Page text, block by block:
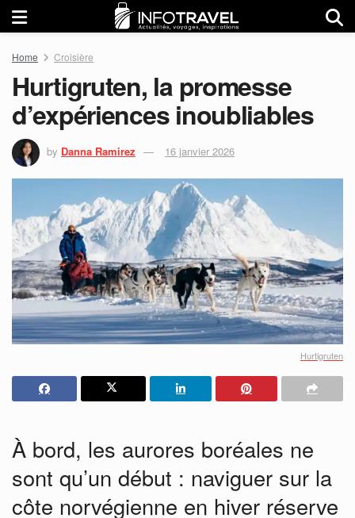
Home Croisière
Hurtigruten, la promesse
d’expériences inoubliables
by Danna Ramirez 16 janvier 2026
Hurtigruten
À bord, les aurores boréales ne
sont qu’un début : naviguer sur la
côte norvégienne en hiver réserve